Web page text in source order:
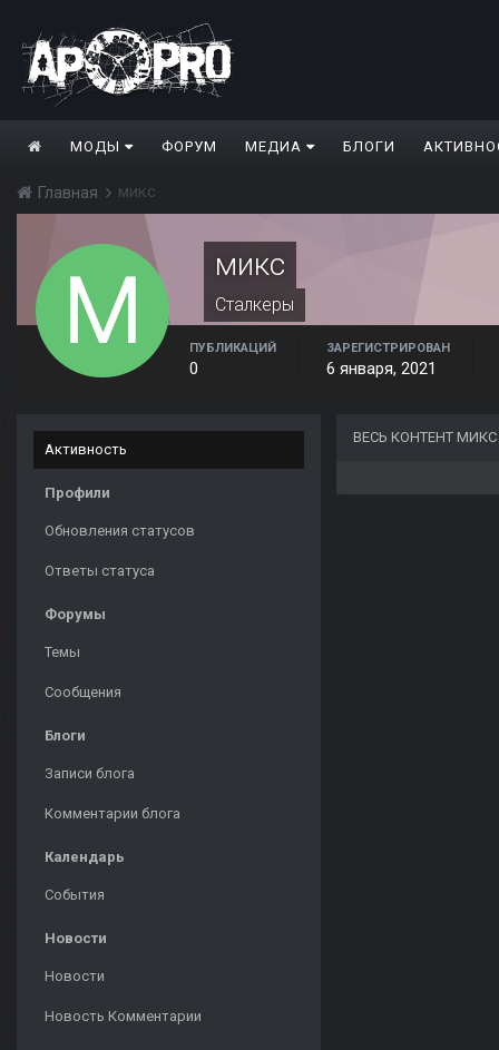
МОДЫ ФОРУМ МЕДИА БЛОГИ
Главная микс
микс
Сталкеры
ПУБЛИКАЦИЙ
0
ЗАРЕГИСТРИРОВАН
6 января, 2021
Активность
Профили
Обновления статусов
Ответы статуса
Форумы
Темы
Сообщения
Блоги
Записи блога
Комментарии блога
Календарь
События
Новости
Новости
Новость Комментарии
ВЕСЬ КОНТЕНТ МИКС